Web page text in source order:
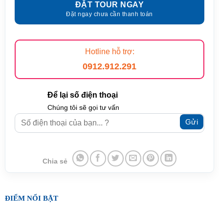
ĐIỂM NỔI BẬT
ĐẶT TOUR NGAY
Đặt ngay chưa cần thanh toán
Hotline hỗ trợ:
0912.912.291
Để lại số điện thoại
Chúng tôi sẽ gọi tư vấn
Chia sẻ